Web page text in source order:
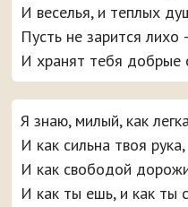
И веселья, и теплых
Пусть не зарится
И хранят тебя добрые
Я знаю, милый, как
И как сильна твоя рука,
И как свободой
И как ты ешь, и как ты